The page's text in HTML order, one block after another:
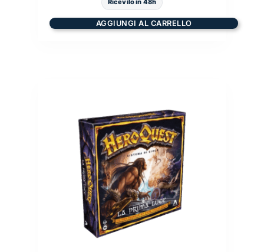
Ricevilo in 48h
AGGIUNGI AL CARRELLO